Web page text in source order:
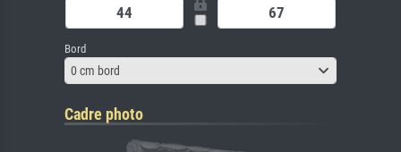
Bord
0 cm bord
Cadre photo